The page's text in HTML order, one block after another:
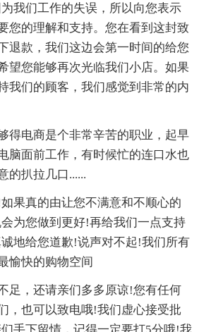
我们工作的失误，所以向您表示
您的理解和支持。您在看到这封致
退款，我们这边会第一时间的给您
望您能够再次光临我们小店。如果
我们的顾客，我们感觉到非常的内
得电商是个非常辛苦的职业，起早
脑面前工作，有时候忙的连口水也
的扒拉几口......
果真的由让您不满意和不顺心的
为您做到更好!再给我们一点支持
地给您道歉!说声对不起!我们所有
愉快的购物空间
足，还请亲们多多原谅!您有任何
，也可以致电哦!我们虚心接受批